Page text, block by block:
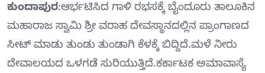
ಕುಂದಾಪುರ:ಆರ್ಭಟಿಸಿದ ಗಾಳಿ ರಭಸಕ್ಕೆ ಬೈಂದೂರು ತಾಲೂಕಿನ
ಮಹಾರಾಜ ಸ್ವಾಮಿ ಶ್ರೀ ವರಾಹ ದೇವಸ್ಥಾನದಲ್ಲಿನ ಪ್ರಾಂಗಾಣದ
ಸೀಟ್ ಮಾಡು ತುಂಡು ತುಂಡಾಗಿ ಕೆಳಕ್ಕೆ ಬಿದ್ದಿದೆ.ಮಳೆ ನೀರು
ದೇವಾಲಯದ ಒಳಗಡೆ ಸುರಿಯುತ್ತಿದೆ.ಕರ್ಕಾಟಕ ಅಮಾವಾಸ್ಯೆ